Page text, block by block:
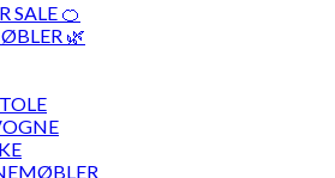
SALE 🍊
🌿